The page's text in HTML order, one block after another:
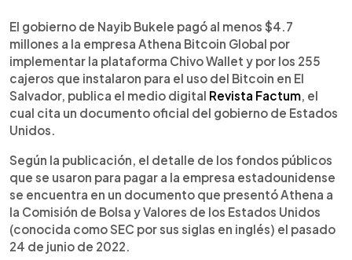
► Escuchar artículo
El gobierno de Nayib Bukele pagó al menos $4.7
millones a la empresa Athena Bitcoin Global por
implementar la plataforma Chivo Wallet y por los 255
cajeros que instalaron para el uso del Bitcoin en El
Salvador, publica el medio digital Revista Factum, el
cual cita un documento oficial del gobierno de Estados
Unidos.
Según la publicación, el detalle de los fondos públicos
que se usaron para pagar a la empresa estadounidense
se encuentra en un documento que presentó Athena a
la Comisión de Bolsa y Valores de los Estados Unidos
(conocida como SEC por sus siglas en inglés) el pasado
24 de junio de 2022.